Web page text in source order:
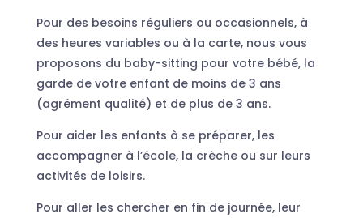
Pour des besoins réguliers ou occasionnels, à
des heures variables ou à la carte, nous vous
proposons du baby-sitting pour votre bébé, la
garde de votre enfant de moins de 3 ans
(agrément qualité) et de plus de 3 ans.
Pour aider les enfants à se préparer, les
accompagner à l’école, la crèche ou sur leurs
activités de loisirs.
Pour aller les chercher en fin de journée, leur